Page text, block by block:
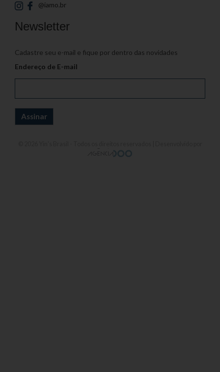
@iamo.br
Newsletter
Cadastre seu e-mail e fique por dentro das novidades
Endereço de E-mail